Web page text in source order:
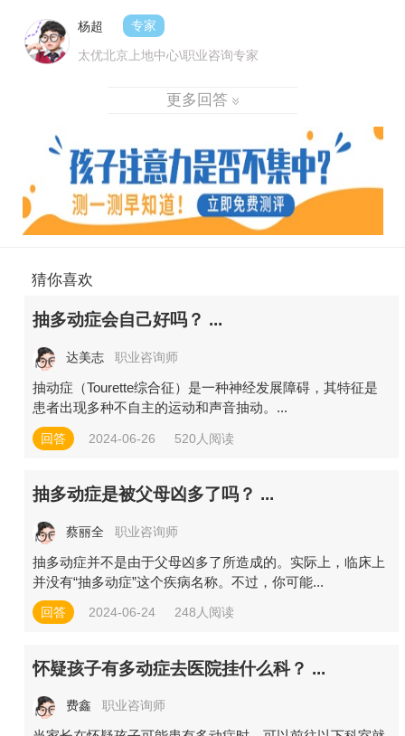
杨超
专家
太优北京上地中心\职业咨询专家
更多回答
猜你喜欢
抽多动症会自己好吗？ ...
达美志 职业咨询师
抽动症（Tourette综合征）是一种神经发展障碍，其特征是
患者出现多种不自主的运动和声音抽动。...
回答 2024-06-26 520人阅读
抽多动症是被父母凶多了吗？ ...
蔡丽全 职业咨询师
抽多动症并不是由于父母凶多了所造成的。实际上，临床上
并没有“抽多动症”这个疾病名称。不过，你可能...
回答 2024-06-24 248人阅读
怀疑孩子有多动症去医院挂什么科？ ...
费鑫 职业咨询师